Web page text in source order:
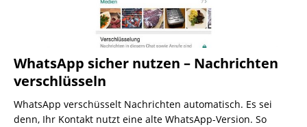
WhatsApp sicher nutzen – Nachrichten
verschlüsseln
WhatsApp verschüsselt Nachrichten automatisch. Es sei
denn, Ihr Kontakt nutzt eine alte WhatsApp-Version. So